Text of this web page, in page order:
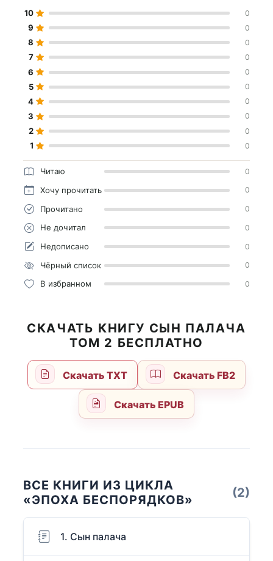
10 0
9 0
8 0
7 0
6 0
5 0
4 0
3 0
2 0
1 0
Читаю 0
Хочу прочитать 0
Прочитано 0
Не дочитал 0
Недописано 0
Чёрный список 0
В избранном 0
СКАЧАТЬ КНИГУ СЫН ПАЛАЧА
ТОМ 2 БЕСПЛАТНО
Скачать TXT Скачать FB2
Скачать EPUB
ВСЕ КНИГИ ИЗ ЦИКЛА
«ЭПОХА БЕСПОРЯДКОВ»
(2)
1. Сын палача